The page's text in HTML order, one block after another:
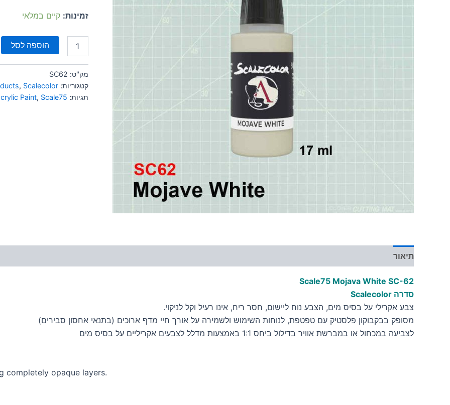
זמינות: קיים במלאי
הוספה לסל
מק"ט: SC62
קטגוריות:
, Scalecolor
תגיות:
Paint, Scale75
תיאור
Scale75 Mojava White SC-62
סדרה Scalecolor
צבע אקרילי על בסיס מים, הצבע נוח ליישום, חסר ריח, אינו רעיל וקל לניקוי.
מסופק בבקבוקון פלסטיק עם טפטפת, לנוחות השימוש ולשמירה על אורך חיי מדף ארוכים (בתנאי אחסון סבירים)
לצביעה במכחול או במברשת אוויר בדילול ביחס 1:1 באמצעות מדלל לצבעים אקריליים על בסיס מים
completely opaque layers.